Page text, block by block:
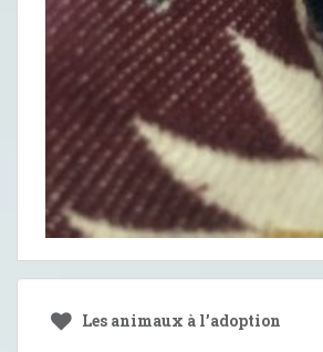
Les animaux à l’adoption